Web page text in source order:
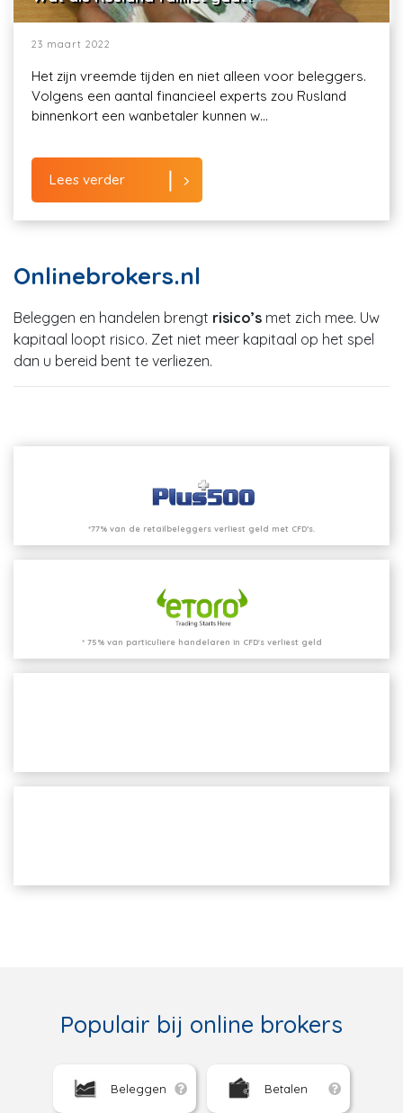
23 maart 2022
Het zijn vreemde tijden en niet alleen voor beleggers.
Volgens een aantal financieel experts zou Rusland
binnenkort een wanbetaler kunnen w...
Lees verder
Onlinebrokers.nl
Beleggen en handelen brengt risico’s met zich mee. Uw
kapitaal loopt risico. Zet niet meer kapitaal op het spel
dan u bereid bent te verliezen.
*77% van de retailbeleggers verliest geld met CFD’s.
* 75% van particuliere handelaren in CFD's verliest geld
Populair bij online brokers
Beleggen Betalen